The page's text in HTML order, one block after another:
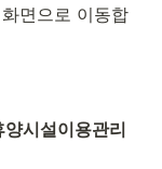
면으로 이동합
시설이용관리